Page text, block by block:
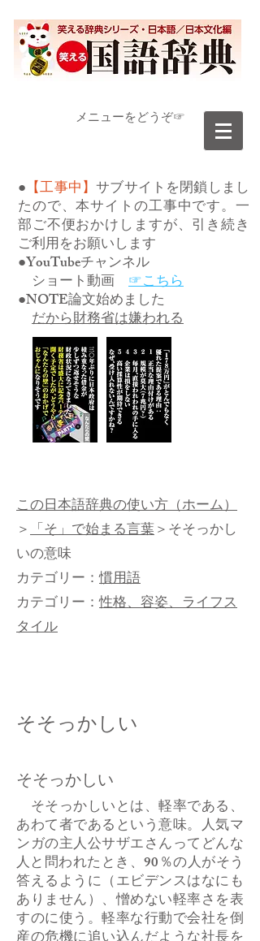
​メニューをどうぞ☞
● 【工事中】サブサイトを閉鎖しまし
たので、本サイトの工事中です。一
部ご不便おかけしますが、引き続き
ご利用をお願いします
●YouTubeチャンネル
ショート動画 ☞こちら
●NOTE論文始めました
だから財務省は嫌われる
この日本語辞典の使い方（ホーム）
＞「そ」で始まる言葉＞そそっかし
いの意味
カテゴリー：慣用語
カテゴリー：性格、容姿、ライフス
タイル
そそっかしい
そそっかしい
そそっかしいとは、軽率である、
あわて者であるという意味。人気マ
ンガの主人公サザエさんってどんな
人と問われたとき、90％の人がそう
答えるように（エビデンスはなにも
ありません）、憎めない軽率さを表
すのに使う。軽率な行動で会社を倒